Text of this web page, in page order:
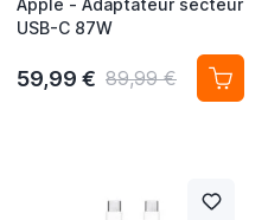
USB-C 87W
59,99 € 89,99 €